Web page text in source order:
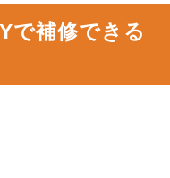
で補修できる